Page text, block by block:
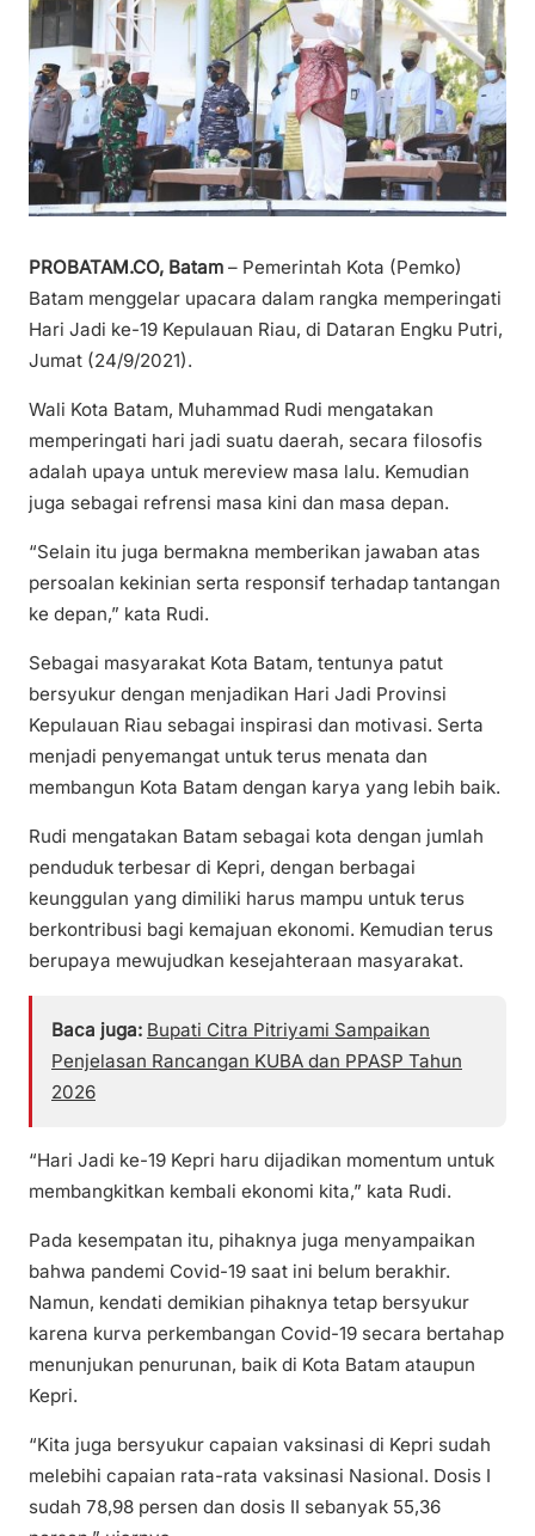
PROBATAM.CO, Batam – Pemerintah Kota (Pemko)
Batam menggelar upacara dalam rangka memperingati
Hari Jadi ke-19 Kepulauan Riau, di Dataran Engku Putri,
Jumat (24/9/2021).
Wali Kota Batam, Muhammad Rudi mengatakan
memperingati hari jadi suatu daerah, secara filosofis
adalah upaya untuk mereview masa lalu. Kemudian
juga sebagai refrensi masa kini dan masa depan.
“Selain itu juga bermakna memberikan jawaban atas
persoalan kekinian serta responsif terhadap tantangan
ke depan,” kata Rudi.
Sebagai masyarakat Kota Batam, tentunya patut
bersyukur dengan menjadikan Hari Jadi Provinsi
Kepulauan Riau sebagai inspirasi dan motivasi. Serta
menjadi penyemangat untuk terus menata dan
membangun Kota Batam dengan karya yang lebih baik.
Rudi mengatakan Batam sebagai kota dengan jumlah
penduduk terbesar di Kepri, dengan berbagai
keunggulan yang dimiliki harus mampu untuk terus
berkontribusi bagi kemajuan ekonomi. Kemudian terus
berupaya mewujudkan kesejahteraan masyarakat.
Baca juga: Bupati Citra Pitriyami Sampaikan
Penjelasan Rancangan KUBA dan PPASP Tahun
2026
“Hari Jadi ke-19 Kepri haru dijadikan momentum untuk
membangkitkan kembali ekonomi kita,” kata Rudi.
Pada kesempatan itu, pihaknya juga menyampaikan
bahwa pandemi Covid-19 saat ini belum berakhir.
Namun, kendati demikian pihaknya tetap bersyukur
karena kurva perkembangan Covid-19 secara bertahap
menunjukan penurunan, baik di Kota Batam ataupun
Kepri.
“Kita juga bersyukur capaian vaksinasi di Kepri sudah
melebihi capaian rata-rata vaksinasi Nasional. Dosis I
sudah 78,98 persen dan dosis II sebanyak 55,36